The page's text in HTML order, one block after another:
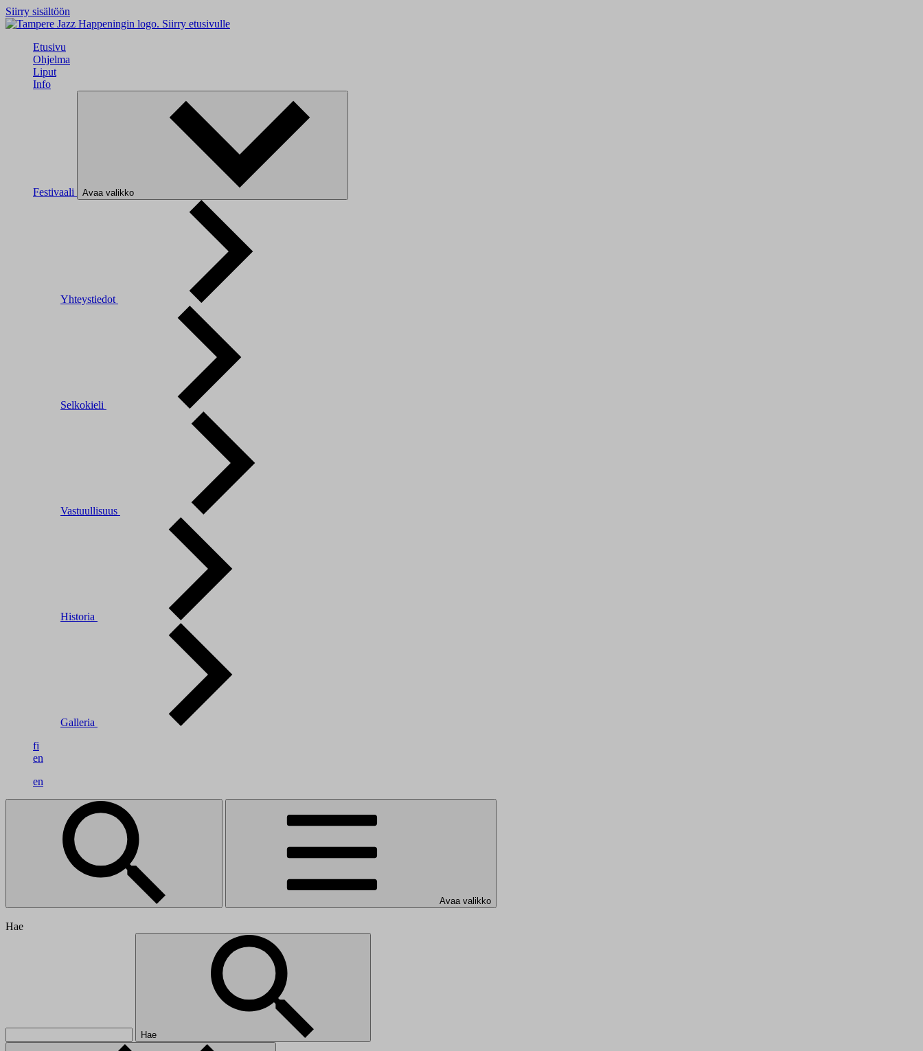
Siirry sisältöön
Siirry etusivulle
Etusivu
Ohjelma
Liput
Info
Festivaali Avaa valikko
Yhteystiedot
Selkokieli
Vastuullisuus
Historia
Galleria
fi
en
en
Avaa valikko
Hae
Hae